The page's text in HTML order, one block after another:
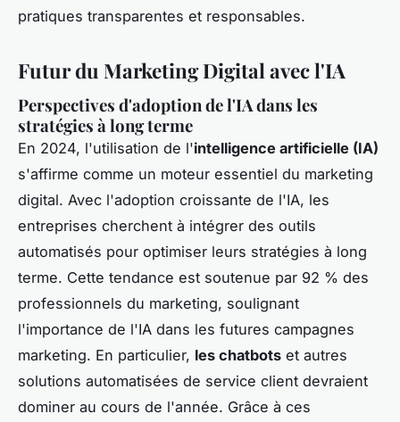
pratiques transparentes et responsables.
Futur du Marketing Digital avec l'IA
Perspectives d'adoption de l'IA dans les
stratégies à long terme
En 2024, l'utilisation de l'intelligence artificielle (IA)
s'affirme comme un moteur essentiel du marketing
digital. Avec l'adoption croissante de l'IA, les
entreprises cherchent à intégrer des outils
automatisés pour optimiser leurs stratégies à long
terme. Cette tendance est soutenue par 92 % des
professionnels du marketing, soulignant
l'importance de l'IA dans les futures campagnes
marketing. En particulier, les chatbots et autres
solutions automatisées de service client devraient
dominer au cours de l'année. Grâce à ces